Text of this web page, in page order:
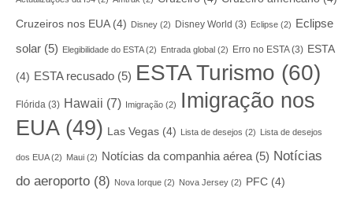
Cruzeiros nos EUA(4) Disney (2) Disney World (3) Eclipse (2) Eclipse
solar (5) Elegibilidade do ESTA(2) Entrada global (2) Erro no ESTA(3) ESTA
(4) ESTA recusado (5) ESTA Turismo (60)
Flórida (3) Hawaii (7) Imigração (2)
Imigração nos
EUA(49) Las Vegas (4) Lista de desejos (2) Lista de desejos
dos EUA(2) Maui (2) Notícias da companhia aérea (5) Notícias
do aeroporto (8) Nova Iorque (2) Nova Jersey (2) PFC (4)